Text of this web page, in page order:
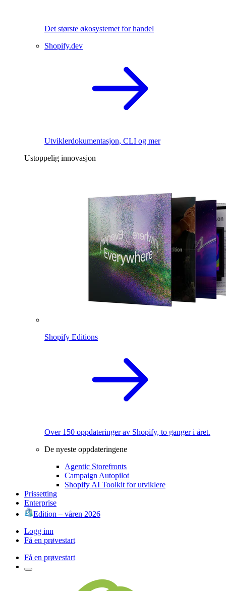
Det største økosystemet for handel
Shopify.dev
Utviklerdokumentasjon, CLI og mer
Ustoppelig innovasjon
Shopify Editions
Over 150 oppdateringer av Shopify, to ganger i året.
De nyeste oppdateringene
Agentic Storefronts
Campaign Autopilot
Shopify AI Toolkit for utviklere
Prissetting
Enterprise
Edition – våren 2026
Logg inn
Få en prøvestart
Få en prøvestart